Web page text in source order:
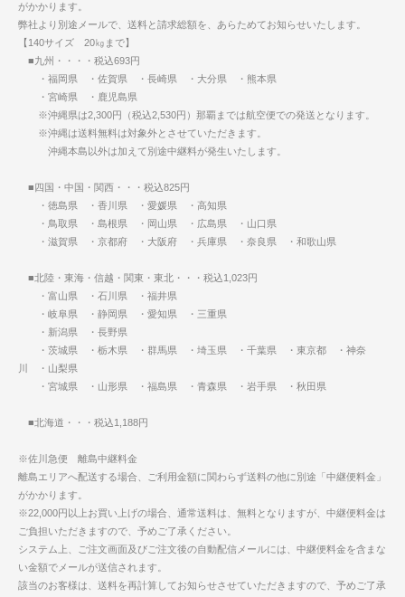
がかかります。
弊社より別途メールで、送料と請求総額を、あらためてお知らせいたします。
【140サイズ 20㎏まで】
■九州・・・・税込693円
・福岡県 ・佐賀県 ・長崎県 ・大分県 ・熊本県
・宮崎県 ・鹿児島県
※沖縄県は2,300円（税込2,530円）那覇までは航空便での発送となります。
※沖縄は送料無料は対象外とさせていただきます。
沖縄本島以外は加えて別途中継料が発生いたします。
■四国・中国・関西・・・税込825円
・徳島県 ・香川県 ・愛媛県 ・高知県
・鳥取県 ・島根県 ・岡山県 ・広島県 ・山口県
・滋賀県 ・京都府 ・大阪府 ・兵庫県 ・奈良県 ・和歌山県
■北陸・東海・信越・関東・東北・・・税込1,023円
・富山県 ・石川県 ・福井県
・岐阜県 ・静岡県 ・愛知県 ・三重県
・新潟県 ・長野県
・茨城県 ・栃木県 ・群馬県 ・埼玉県 ・千葉県 ・東京都 ・神奈
川 ・山梨県
・宮城県 ・山形県 ・福島県 ・青森県 ・岩手県 ・秋田県
■北海道・・・税込1,188円
※佐川急便 離島中継料金
離島エリアへ配送する場合、ご利用金額に関わらず送料の他に別途「中継便料金」
がかかります。
※22,000円以上お買い上げの場合、通常送料は、無料となりますが、中継便料金は
ご負担いただきますので、予めご了承ください。
システム上、ご注文画面及びご注文後の自動配信メールには、中継便料金を含まな
い金額でメールが送信されます。
該当のお客様は、送料を再計算してお知らせさせていただきますので、予めご了承